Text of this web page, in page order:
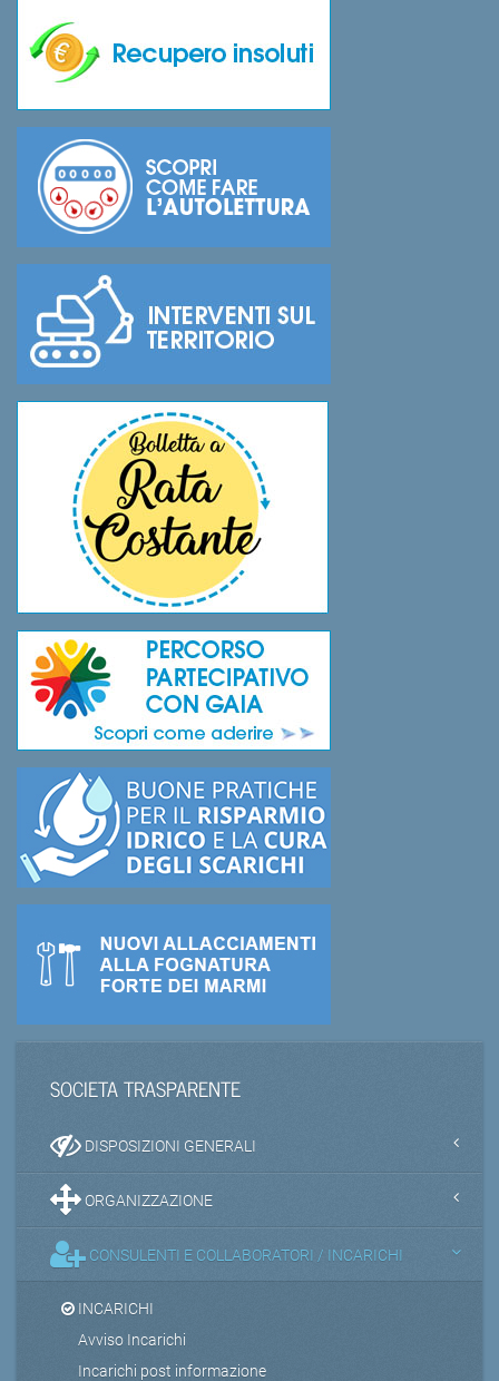
SOCIETA TRASPARENTE
DISPOSIZIONI GENERALI
ORGANIZZAZIONE
CONSULENTI E COLLABORATORI / INCARICHI
INCARICHI
Avviso Incarichi
Incarichi post informazione